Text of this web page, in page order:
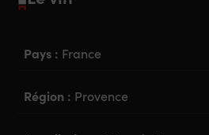
Pays : France
Région : Provence